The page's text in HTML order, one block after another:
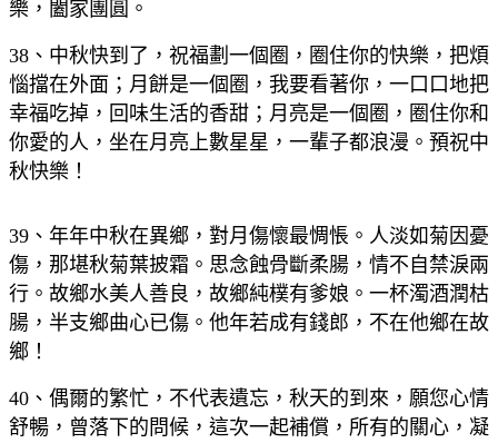
樂，闔家團圓。
38、中秋快到了，祝福劃一個圈，圈住你的快樂，把煩
惱擋在外面；月餅是一個圈，我要看著你，一口口地把
幸福吃掉，回味生活的香甜；月亮是一個圈，圈住你和
你愛的人，坐在月亮上數星星，一輩子都浪漫。預祝中
秋快樂！
39、年年中秋在異鄉，對月傷懷最惆悵。人淡如菊因憂
傷，那堪秋菊葉披霜。思念蝕骨斷柔腸，情不自禁淚兩
行。故鄉水美人善良，故鄉純樸有爹娘。一杯濁酒潤枯
腸，半支鄉曲心已傷。他年若成有錢郎，不在他鄉在故
鄉！
40、偶爾的繁忙，不代表遺忘，秋天的到來，願您心情
舒暢，曾落下的問候，這次一起補償，所有的關心，凝